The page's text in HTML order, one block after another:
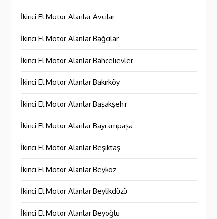
İkinci El Motor Alanlar Avcılar
İkinci El Motor Alanlar Bağcılar
İkinci El Motor Alanlar Bahçelievler
İkinci El Motor Alanlar Bakırköy
İkinci El Motor Alanlar Başakşehir
İkinci El Motor Alanlar Bayrampaşa
İkinci El Motor Alanlar Beşiktaş
İkinci El Motor Alanlar Beykoz
İkinci El Motor Alanlar Beylikdüzü
İkinci El Motor Alanlar Beyoğlu